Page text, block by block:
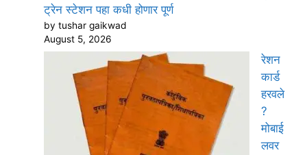
ट्रेन स्टेशन पहा कधी होणार पूर्ण
by tushar gaikwad
August 5, 2026
रेशन
कार्ड
हरवले
?
मोबाई
लवर